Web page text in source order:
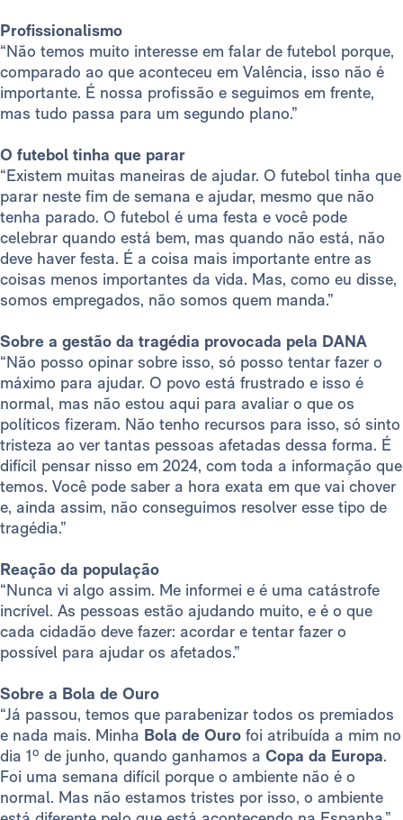
Profissionalismo
“Não temos muito interesse em falar de futebol porque,
comparado ao que aconteceu em Valência, isso não é
importante. É nossa profissão e seguimos em frente,
mas tudo passa para um segundo plano.”
O futebol tinha que parar
“Existem muitas maneiras de ajudar. O futebol tinha que
parar neste fim de semana e ajudar, mesmo que não
tenha parado. O futebol é uma festa e você pode
celebrar quando está bem, mas quando não está, não
deve haver festa. É a coisa mais importante entre as
coisas menos importantes da vida. Mas, como eu disse,
somos empregados, não somos quem manda.”
Sobre a gestão da tragédia provocada pela DANA
“Não posso opinar sobre isso, só posso tentar fazer o
máximo para ajudar. O povo está frustrado e isso é
normal, mas não estou aqui para avaliar o que os
políticos fizeram. Não tenho recursos para isso, só sinto
tristeza ao ver tantas pessoas afetadas dessa forma. É
difícil pensar nisso em 2024, com toda a informação que
temos. Você pode saber a hora exata em que vai chover
e, ainda assim, não conseguimos resolver esse tipo de
tragédia.”
Reação da população
“Nunca vi algo assim. Me informei e é uma catástrofe
incrível. As pessoas estão ajudando muito, e é o que
cada cidadão deve fazer: acordar e tentar fazer o
possível para ajudar os afetados.”
Sobre a Bola de Ouro
“Já passou, temos que parabenizar todos os premiados
e nada mais. Minha Bola de Ouro foi atribuída a mim no
dia 1º de junho, quando ganhamos a Copa da Europa.
Foi uma semana difícil porque o ambiente não é o
normal. Mas não estamos tristes por isso, o ambiente